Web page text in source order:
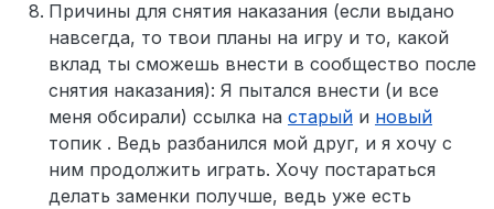
Причины для снятия наказания (если выдано
навсегда, то твои планы на игру и то, какой
вклад ты сможешь внести в сообщество после
снятия наказания): Я пытался внести (и все
меня обсирали) ссылка на старый и новый
топик . Ведь разбанился мой друг, и я хочу с
ним продолжить играть. Хочу постараться
делать заменки получше, ведь уже есть